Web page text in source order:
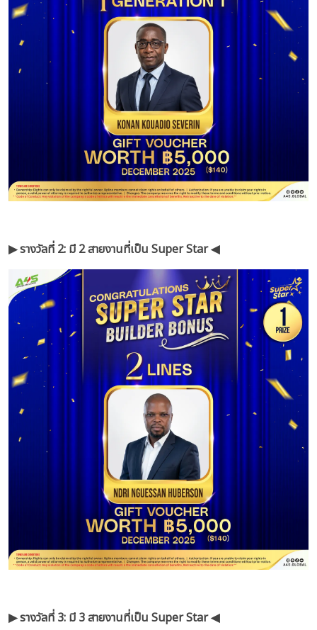
▶︎ รางวัลที่ 2: มี 2 สายงานที่เป็น Super Star ◀︎
▶︎ รางวัลที่ 3: มี 3 สายงานที่เป็น Super Star ◀︎